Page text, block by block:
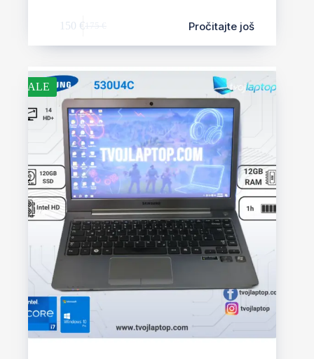
150 € Pročitajte još
SALE